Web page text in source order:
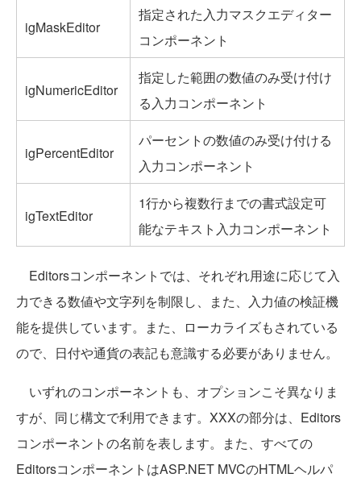
igMaskEditor
指定された入力マスクエディター
コンポーネント
igNumericEditor
指定した範囲の数値のみ受け付け
る入力コンポーネント
igPercentEditor
パーセントの数値のみ受け付ける
入力コンポーネント
igTextEditor
1行から複数行までの書式設定可
能なテキスト入力コンポーネント
Editorsコンポーネントでは、それぞれ用途に応じて入
力できる数値や文字列を制限し、また、入力値の検証機
能を提供しています。また、ローカライズもされている
ので、日付や通貨の表記も意識する必要がありません。
いずれのコンポーネントも、オプションこそ異なりま
すが、同じ構文で利用できます。XXXの部分は、Editors
コンポーネントの名前を表します。また、すべての
EditorsコンポーネントはASP.NET MVCのHTMLヘルパ